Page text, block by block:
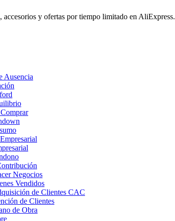
accesorios y ofertas por tiempo limitado en AliExpress.
Ausencia
Negocios
Vendidos
de Clientes CAC
de Clientes
de Obra